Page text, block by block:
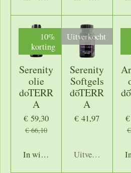
10%
korting
Serenity
olie
doTERR
A
€ 59,30
€ 66,10
In winkelwagen
Uitverkocht
Serenity
Softgels
dōTERR
A
€ 41,97
Uitverkocht